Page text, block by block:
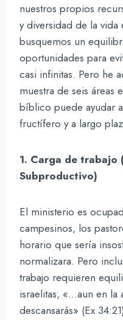
nuestros propios
y diversidad de la
busquemos un
oportunidades para
casi infinitas. Pero he
muestra de seis áreas
bíblico puede ayudar
fructífero y a largo
1. Carga de trabajo
Subproductivo)
El ministerio es
campesinos, los
horario que sería
normalizara. Pero
trabajo requieren
israelitas, «…aun en la
descansarás» (Ex